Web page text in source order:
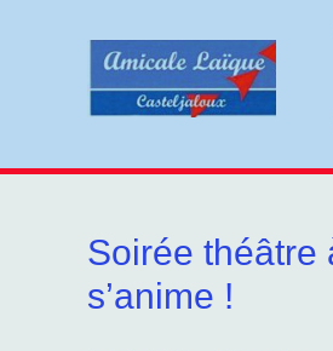
Soirée théâtre
s’anime !